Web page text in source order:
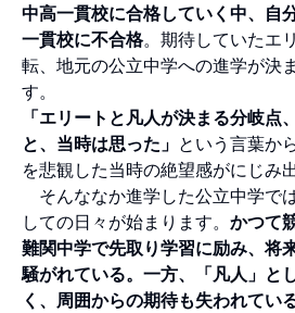
中高一貫校に合格していく中、自
一貫校に不合格。期待していたエ
転、地元の公立中学への進学が決
す。
「エリートと凡人が決まる分岐点
と、当時は思った」 という言葉か
を悲観した当時の絶望感がにじみ
そんななか進学した公立中学で
しての日々が始まります。 かつて
難関中学で先取り学習に励み、将
騒がれている。一方、「凡人」と
く、周囲からの期待も失われてい